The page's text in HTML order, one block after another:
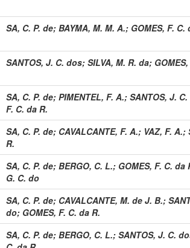
SA, C. P. de; BAYMA, M. M. A.; GOMES, F. C.
SANTOS, J. C. dos; SILVA, M. R. da;
SA, C. P. de; PIMENTEL, F. A.; SANTOS, J.
F. C. da R.
SA, C. P. de; CAVALCANTE, F. A.; VAZ, F. A.;
R.
SA, C. P. de; BERGO, C. L.; GOMES, F. C. da
G. C. do
SA, C. P. de; CAVALCANTE, M. de J. B.;
do; GOMES, F. C. da R.
SA, C. P. de; BERGO, C. L.; SANTOS, J. C.